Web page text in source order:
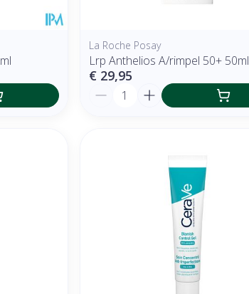
La Roche Posay
Lrp Anthelios A/rimpel 50+ 50ml
€ 29,95
Aantal